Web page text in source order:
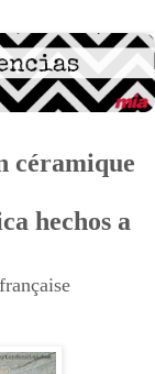
céramique
hechos a